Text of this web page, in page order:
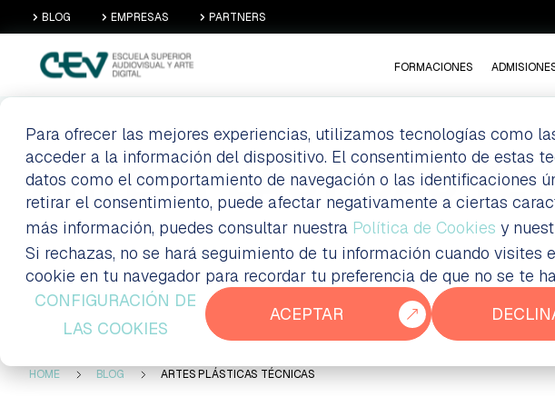
Para ofrecer las mejores experiencias, utilizamos tecnologías como
acceder a la información del dispositivo. El consentimiento de estas
datos como el comportamiento de navegación o las identificaciones
retirar el consentimiento, puede afectar negativamente a ciertas
más información, puedes consultar nuestra Política de Cookies y
Si rechazas, no se hará seguimiento de tu información cuando visites
cookie en tu navegador para recordar tu preferencia de que no se te
CONFIGURACIÓN DE
LAS COOKIES
ACEPTAR
BLOG EMPRESAS PARTNERS
FORMACIONES
ARTES PLÁSTICAS
Formación a distancia Madrid Blog
HOME BLOG ARTES PLÁSTICAS TÉCNICAS